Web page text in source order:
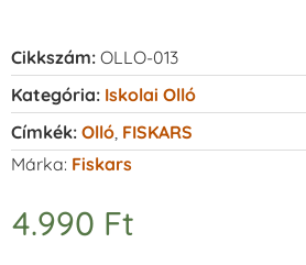
Cikkszám: OLLO-013
Kategória: Iskolai Olló
Címkék: Olló FISKARS
Márka: Fiskars
4.990 Ft